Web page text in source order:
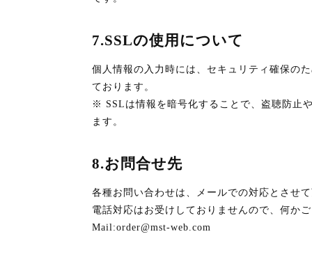
7.SSLの使用について
個人情報の入力時には、セキュリティ確保の
ております。
※ SSLは情報を暗号化することで、盗聴防止
ます。
8.お問合せ先
各種お問い合わせは、メールでの対応とさせて
電話対応はお受けしておりませんので、何か
Mail:order@mst-web.com